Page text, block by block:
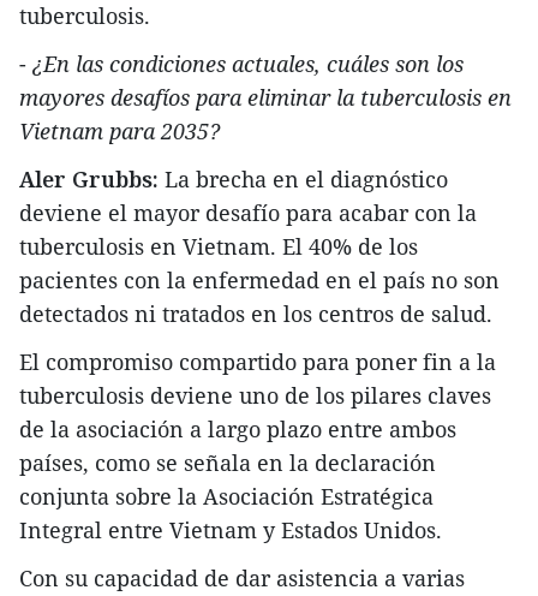
tuberculosis.
- ¿En las condiciones actuales, cuáles son los
mayores desafíos para eliminar la tuberculosis en
Vietnam para 2035?
Aler Grubbs: La brecha en el diagnóstico
deviene el mayor desafío para acabar con la
tuberculosis en Vietnam. El 40% de los
pacientes con la enfermedad en el país no son
detectados ni tratados en los centros de salud.
El compromiso compartido para poner fin a la
tuberculosis deviene uno de los pilares claves
de la asociación a largo plazo entre ambos
países, como se señala en la declaración
conjunta sobre la Asociación Estratégica
Integral entre Vietnam y Estados Unidos.
Con su capacidad de dar asistencia a varias